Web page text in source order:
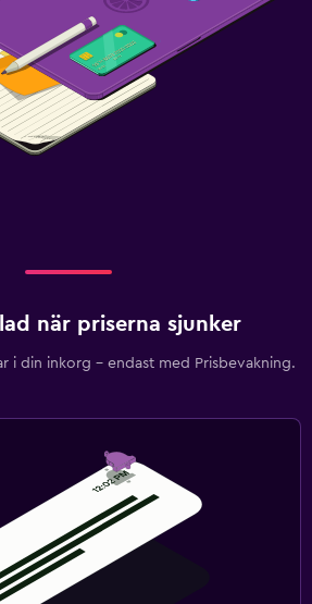
när priserna sjunker
i din inkorg – endast med Prisbevakning.